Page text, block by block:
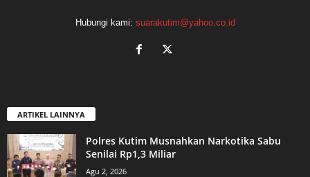
Hubungi kami: suarakutim@yahoo.co.id
ARTIKEL LAINNYA
Polres Kutim Musnahkan Narkotika Sabu
Senilai Rp1,3 Miliar
Agu 2, 2026